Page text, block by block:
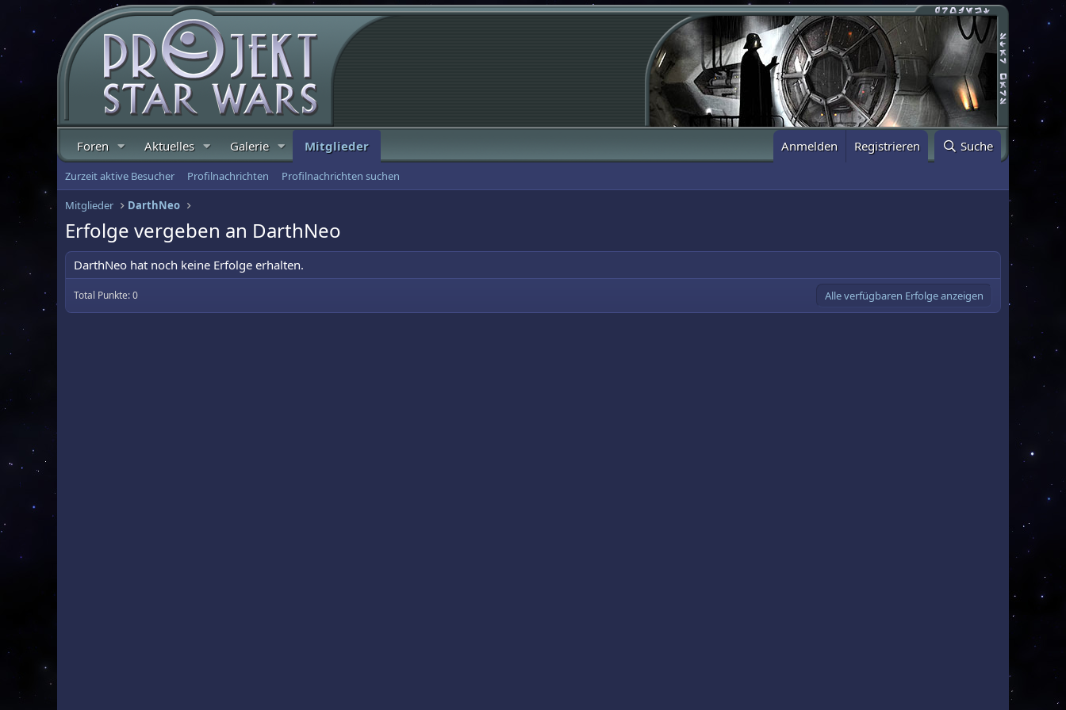
Foren Aktuelles Galerie Mitglieder Anmelden Registrieren Suche
Zurzeit aktive Besucher Profilnachrichten Profilnachrichten suchen
Mitglieder DarthNeo
Erfolge vergeben an DarthNeo
DarthNeo hat noch keine Erfolge erhalten.
Total Punkte: 0 Alle verfügbaren Erfolge anzeigen